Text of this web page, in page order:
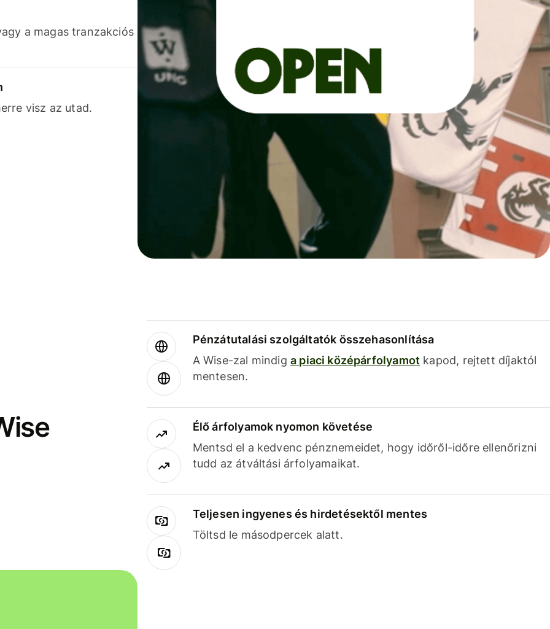
a magas tranzakciós
visz az utad.
Pénzátutalási szolgáltatók összehasonlítása
A Wise-zal mindig a piaci középárfolyamot kapod, rejtett díjaktól
mentesen.
Élő árfolyamok nyomon követése
Mentsd el a kedvenc pénznemeidet, hogy időről-időre ellenőrizni
tudd az átváltási árfolyamaikat.
Teljesen ingyenes és hirdetésektől mentes
Töltsd le másodpercek alatt.